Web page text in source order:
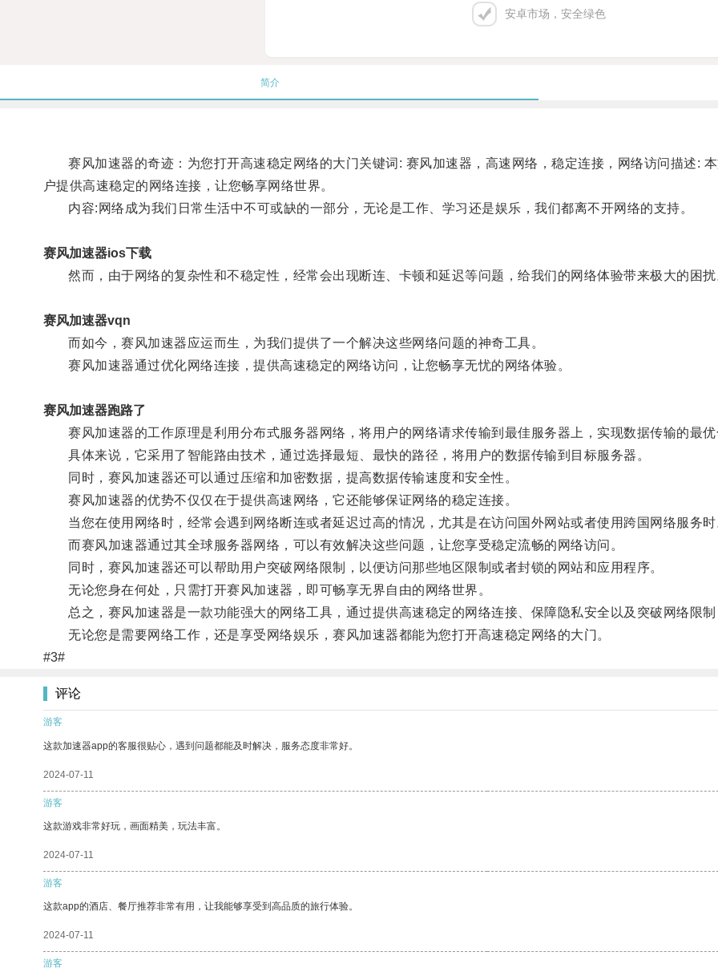
安卓市场，安全绿色
简介
赛风加速器的奇迹：为您打开高速稳定网络的大门关键词: 赛风加速器，高速网络，稳定连接，网络访问描述:
户提供高速稳定的网络连接，让您畅享网络世界。
内容:网络成为我们日常生活中不可或缺的一部分，无论是工作、学习还是娱乐，我们都离不开网络的支持。
赛风加速器ios下载
然而，由于网络的复杂性和不稳定性，经常会出现断连、卡顿和延迟等问题，给我们的网络体验带来极大的困扰
赛风加速器vqn
而如今，赛风加速器应运而生，为我们提供了一个解决这些网络问题的神奇工具。
赛风加速器通过优化网络连接，提供高速稳定的网络访问，让您畅享无忧的网络体验。
赛风加速器跑路了
赛风加速器的工作原理是利用分布式服务器网络，将用户的网络请求传输到最佳服务器上，实现数据传输的最优
具体来说，它采用了智能路由技术，通过选择最短、最快的路径，将用户的数据传输到目标服务器。
同时，赛风加速器还可以通过压缩和加密数据，提高数据传输速度和安全性。
赛风加速器的优势不仅仅在于提供高速网络，它还能够保证网络的稳定连接。
当您在使用网络时，经常会遇到网络断连或者延迟过高的情况，尤其是在访问国外网站或者使用跨国网络服务时
而赛风加速器通过其全球服务器网络，可以有效解决这些问题，让您享受稳定流畅的网络访问。
同时，赛风加速器还可以帮助用户突破网络限制，以便访问那些地区限制或者封锁的网站和应用程序。
无论您身在何处，只需打开赛风加速器，即可畅享无界自由的网络世界。
总之，赛风加速器是一款功能强大的网络工具，通过提供高速稳定的网络连接、保障隐私安全以及突破网络限制
无论您是需要网络工作，还是享受网络娱乐，赛风加速器都能为您打开高速稳定网络的大门。
#3#
评论
游客
这款加速器app的客服很贴心，遇到问题都能及时解决，服务态度非常好。
2024-07-11
游客
这款游戏非常好玩，画面精美，玩法丰富。
2024-07-11
游客
这款app的酒店、餐厅推荐非常有用，让我能够享受到高品质的旅行体验。
2024-07-11
游客